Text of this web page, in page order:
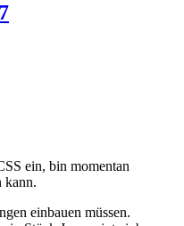
ein, bin momentan
kann.
einbauen müssen.